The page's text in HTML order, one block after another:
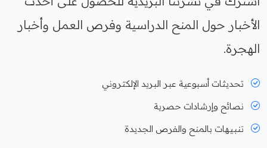
الأخبار حول المنح الدراسية وفرص العمل وأخبار
الهجرة.
تحديثات أسبوعية عبر البريد الإلكتروني
نصائح وإرشادات حصرية
تنبيهات بالمنح والفرص الجديدة